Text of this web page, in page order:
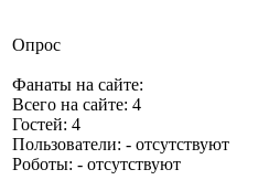
Опрос
Фанаты на сайте:
Всего на сайте: 4
Гостей: 4
Пользователи: - отсутствуют
Роботы: - отсутствуют